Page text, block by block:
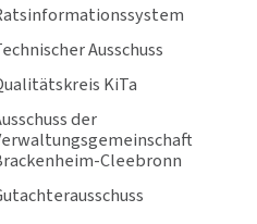
Ausschuss
KiTa
der
Cleebronn